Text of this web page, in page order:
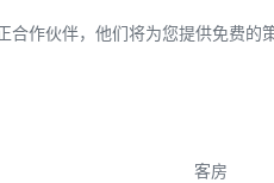
作伙伴，他们将为您提供免费的
客房